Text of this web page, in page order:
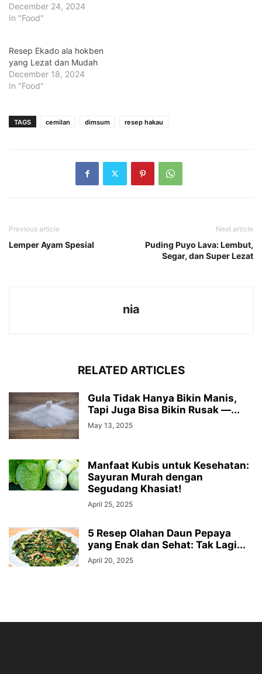
December 24, 2024
In "Food"
Resep Ekado ala hokben
yang Lezat dan Mudah
December 18, 2024
In "Food"
TAGS cemilan dimsum resep hakau
Previous article
Lemper Ayam Spesial
Next article
Puding Puyo Lava: Lembut,
Segar, dan Super Lezat
nia
RELATED ARTICLES
Gula Tidak Hanya Bikin Manis,
Tapi Juga Bisa Bikin Rusak —...
May 13, 2025
Manfaat Kubis untuk Kesehatan:
Sayuran Murah dengan
Segudang Khasiat!
April 25, 2025
5 Resep Olahan Daun Pepaya
yang Enak dan Sehat: Tak Lagi...
April 20, 2025